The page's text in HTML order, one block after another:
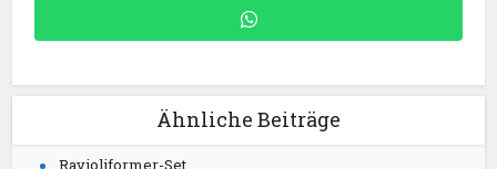
Ähnliche Beiträge
Ravioliformer-Set